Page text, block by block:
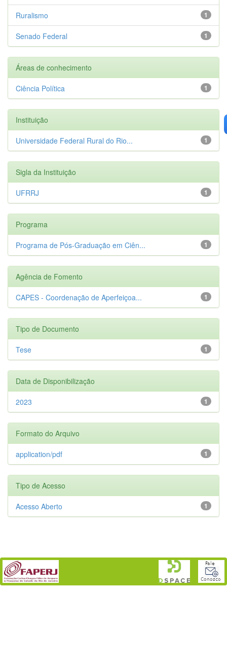
1
Ruralismo
1
Senado Federal
Áreas de conhecimento
1
Ciência Política
Instituição
1
Universidade Federal Rural do Rio...
Sigla da Instituição
1
UFRRJ
Programa
1
Programa de Pós-Graduação em Ciên...
Agência de Fomento
1
CAPES - Coordenação de Aperfeiçoa...
Tipo de Documento
1
Tese
Data de Disponibilização
1
2023
Formato do Arquivo
1
application/pdf
Tipo de Acesso
1
Acesso Aberto